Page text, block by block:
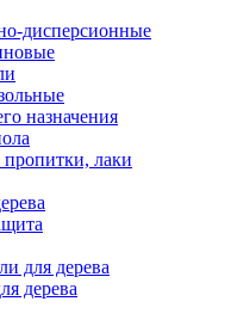
дисперсионные
назначения
лаки
для дерева
дерева